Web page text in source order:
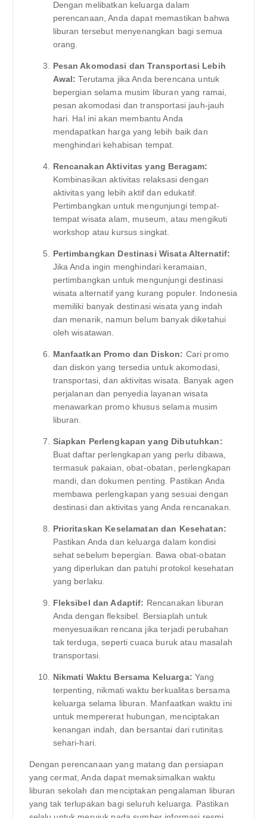
Dengan melibatkan keluarga dalam
perencanaan, Anda dapat memastikan bahwa
liburan tersebut menyenangkan bagi semua
orang.
Pesan Akomodasi dan Transportasi Lebih
Awal: Terutama jika Anda berencana untuk
bepergian selama musim liburan yang ramai,
pesan akomodasi dan transportasi jauh-jauh
hari. Hal ini akan membantu Anda
mendapatkan harga yang lebih baik dan
menghindari kehabisan tempat.
Rencanakan Aktivitas yang Beragam:
Kombinasikan aktivitas relaksasi dengan
aktivitas yang lebih aktif dan edukatif.
Pertimbangkan untuk mengunjungi tempat-
tempat wisata alam, museum, atau mengikuti
workshop atau kursus singkat.
Pertimbangkan Destinasi Wisata Alternatif:
Jika Anda ingin menghindari keramaian,
pertimbangkan untuk mengunjungi destinasi
wisata alternatif yang kurang populer. Indonesia
memiliki banyak destinasi wisata yang indah
dan menarik, namun belum banyak diketahui
oleh wisatawan.
Manfaatkan Promo dan Diskon: Cari promo
dan diskon yang tersedia untuk akomodasi,
transportasi, dan aktivitas wisata. Banyak agen
perjalanan dan penyedia layanan wisata
menawarkan promo khusus selama musim
liburan.
Siapkan Perlengkapan yang Dibutuhkan:
Buat daftar perlengkapan yang perlu dibawa,
termasuk pakaian, obat-obatan, perlengkapan
mandi, dan dokumen penting. Pastikan Anda
membawa perlengkapan yang sesuai dengan
destinasi dan aktivitas yang Anda rencanakan.
Prioritaskan Keselamatan dan Kesehatan:
Pastikan Anda dan keluarga dalam kondisi
sehat sebelum bepergian. Bawa obat-obatan
yang diperlukan dan patuhi protokol kesehatan
yang berlaku.
Fleksibel dan Adaptif: Rencanakan liburan
Anda dengan fleksibel. Bersiaplah untuk
menyesuaikan rencana jika terjadi perubahan
tak terduga, seperti cuaca buruk atau masalah
transportasi.
Nikmati Waktu Bersama Keluarga: Yang
terpenting, nikmati waktu berkualitas bersama
keluarga selama liburan. Manfaatkan waktu ini
untuk mempererat hubungan, menciptakan
kenangan indah, dan bersantai dari rutinitas
sehari-hari.
Dengan perencanaan yang matang dan persiapan
yang cermat, Anda dapat memaksimalkan waktu
liburan sekolah dan menciptakan pengalaman liburan
yang tak terlupakan bagi seluruh keluarga. Pastikan